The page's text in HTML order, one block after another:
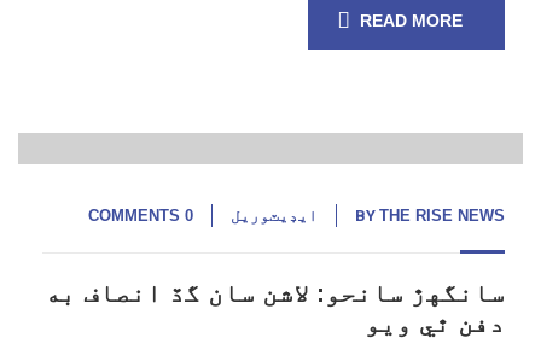
READ MORE
30
BY THE RISE NEWS ايڊيٽوريل 0 COMMENTS
سانگهڙ سانحو: لاشن سان گڏ انصاف به
دفن ٿي ويو